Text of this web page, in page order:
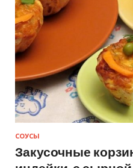
СОУСЫ
Закусочные